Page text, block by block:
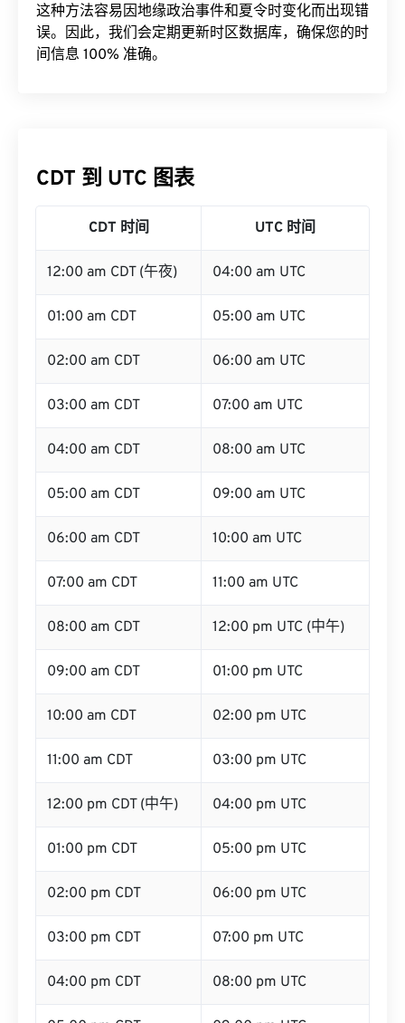
这种方法容易因地缘政治事件和夏令时变化而出现错
误。因此，我们会定期更新时区数据库，确保您的时
间信息 100% 准确。
CDT 到 UTC 图表
CDT 时间 UTC 时间
12:00 am CDT (午夜) 04:00 am UTC
01:00 am CDT 05:00 am UTC
02:00 am CDT 06:00 am UTC
03:00 am CDT 07:00 am UTC
04:00 am CDT 08:00 am UTC
05:00 am CDT 09:00 am UTC
06:00 am CDT 10:00 am UTC
07:00 am CDT 11:00 am UTC
08:00 am CDT 12:00 pm UTC (中午)
09:00 am CDT 01:00 pm UTC
10:00 am CDT 02:00 pm UTC
11:00 am CDT 03:00 pm UTC
12:00 pm CDT (中午) 04:00 pm UTC
01:00 pm CDT 05:00 pm UTC
02:00 pm CDT 06:00 pm UTC
03:00 pm CDT 07:00 pm UTC
04:00 pm CDT 08:00 pm UTC